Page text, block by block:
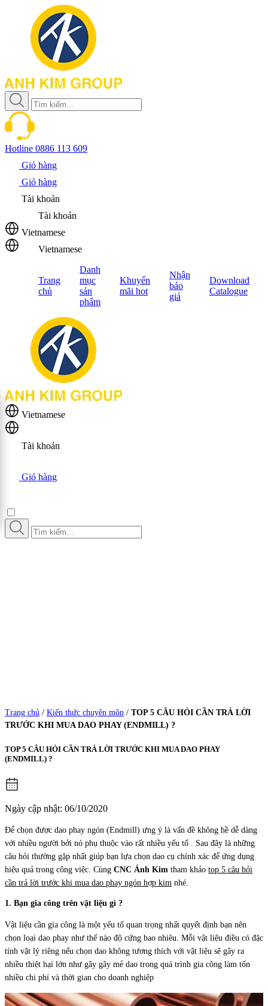
Hotline 0886 113 609
Giỏ hàng
Giỏ hàng
Tài khoản
Tài khoản
Vietnamese
Vietnamese
Trang
chủ
Danh
mục
sản
phẩm
Khuyến
mãi hot
Nhận
báo
giá
Download
Catalogue
Vietnamese
Tài khoản
Giỏ hàng
Trang chủ / Kiến thức chuyên môn / TOP 5 CÂU HỎI CẦN TRẢ LỜI
TRƯỚC KHI MUA DAO PHAY (ENDMILL) ?
TOP 5 CÂU HỎI CẦN TRẢ LỜI TRƯỚC KHI MUA DAO PHAY
(ENDMILL) ?
Ngày cập nhật: 06/10/2020
Để chọn được dao phay ngón (Endmill) ưng ý là vấn đề không hề dễ dàng
với nhiều người bởi nó phụ thuộc vào rất nhiều yếu tố . Sau đây là những
câu hỏi thường gặp nhất giúp bạn lựa chọn dao cụ chính xác để ứng dụng
hiệu quả trong công việc. Cùng CNC Ánh Kim tham khảo top 5 câu hỏi
cần trả lời trước khi mua dao phay ngón hợp kim nhé.
1. Bạn gia công trên vật liệu gì ?
Vật liệu cần gia công là một yếu tố quan trọng nhất quyết định bạn nên
chọn loại dao phay như thế nào độ cứng bao nhiêu. Mỗi vật liệu điều có đặc
tính vật lý riêng nếu chọn dao không tương thích với vật liệu sẽ gây ra
nhiều thiệt hại lớn như gây gãy mẻ dao trong quá trình gia công làm tốn
nhiều chi phí và thời gian cho doanh nghiệp